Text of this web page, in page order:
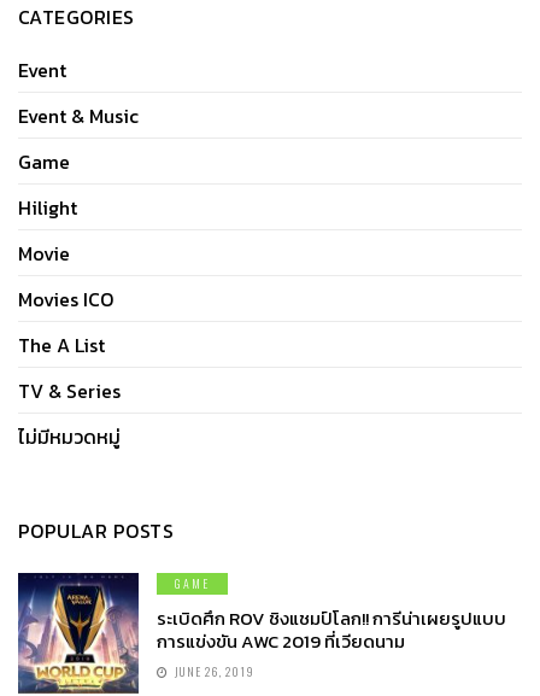
CATEGORIES
Event
Event & Music
Game
Hilight
Movie
Movies ICO
The A List
TV & Series
ไม่มีหมวดหมู่
POPULAR POSTS
GAME
ระเบิดศึก ROV ชิงแชมป์โลก!! การีน่าเผยรูปแบบ
การแข่งขัน AWC 2019 ที่เวียดนาม
JUNE 26, 2019